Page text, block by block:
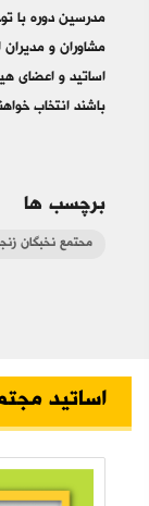
مدرسين دوره با
مشاوران و
اساتيد و اعضاي
باشند انتخاب
برچسب ها
محتمع نخبگان
اساتید